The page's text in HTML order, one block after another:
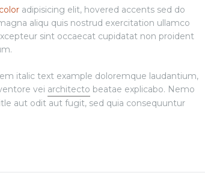
adipisicing elit, hovered accents sed do
aliqu quis nostrud exercitation ullamco
sint occaecat cupidatat non proident
italic text example doloremque laudantium,
vei architecto beatae explicabo. Nemo
aut odit aut fugit, sed quia consequuntur